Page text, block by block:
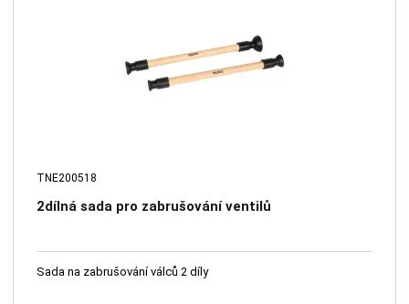
TNE200518
2dílná sada pro zabrušování ventilů
Sada na zabrušování válců 2 díly